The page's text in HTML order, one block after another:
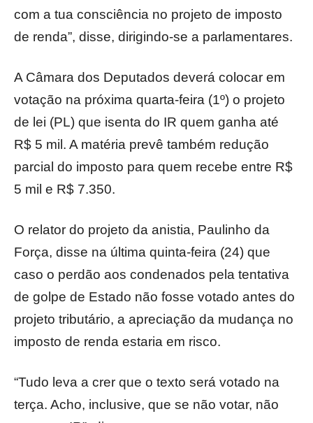
com a tua consciência no projeto de imposto
de renda”, disse, dirigindo-se a parlamentares.
A Câmara dos Deputados deverá colocar em
votação na próxima quarta-feira (1º) o projeto
de lei (PL) que isenta do IR quem ganha até
R$ 5 mil. A matéria prevê também redução
parcial do imposto para quem recebe entre R$
5 mil e R$ 7.350.
O relator do projeto da anistia, Paulinho da
Força, disse na última quinta-feira (24) que
caso o perdão aos condenados pela tentativa
de golpe de Estado não fosse votado antes do
projeto tributário, a apreciação da mudança no
imposto de renda estaria em risco.
“Tudo leva a crer que o texto será votado na
terça. Acho, inclusive, que se não votar, não